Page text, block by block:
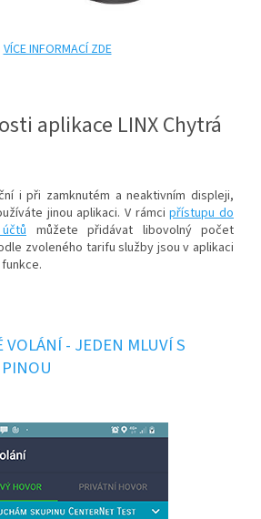
VÍCE INFORMACÍ ZDE
aplikace LINX Chytrá
i při zamknutém a neaktivním displeji,
jinou aplikaci. V rámcipřístupu do
můžete přidávat libovolný počet
zvoleného tarifu služby jsou v aplikaci
VOLÁNÍ - JEDEN MLUVÍ S